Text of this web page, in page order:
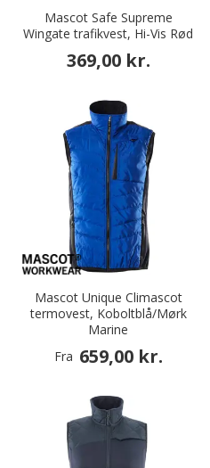
Mascot Safe Supreme
Wingate trafikvest, Hi-Vis Rød
369,00 kr.
Mascot Unique Climascot
termovest, Koboltblå/Mørk
Marine
Fra 659,00 kr.